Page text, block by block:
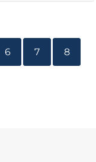
6 7 8